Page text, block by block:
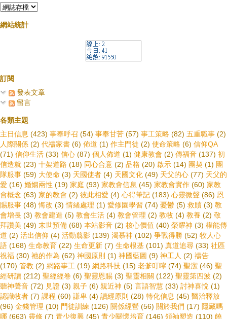
網站統計
訂閱
發表文章
留言
各類主題
主日信息 (423) 事奉呼召 (54) 事奉甘苦 (57) 事工策略 (82) 五重職事 (2)
人際關係 (2) 代禱家書 (6) 佈道 (1) 作主門徒 (2) 使命策略 (6) 信仰QA
(71) 信仰生活 (33) 信心 (87) 個人佈道 (1) 健康教會 (2) 傳福音 (137) 初
信造就 (23) 十架道路 (18) 同心合意 (2) 品格 (20) 啟示 (14) 團契 (1) 團
隊服事 (59) 大使命 (3) 天國使者 (4) 天國文化 (49) 天父的心 (77) 天父的
愛 (16) 婚姻兩性 (19) 家庭 (93) 家教會信息 (45) 家教會實作 (60) 家教
會概念 (63) 家的教會 (2) 彼此相愛 (4) 心得筆記 (183) 心靈微聲 (86) 恩
賜服事 (48) 悔改 (3) 情緒處理 (1) 愛修園學習 (74) 憂鬱 (5) 救贖 (3) 教
會增長 (3) 教會建造 (5) 教會生活 (4) 教會管理 (2) 教牧 (4) 教養 (2) 敬
拜讚美 (49) 末世預備 (68) 本站影音 (2) 核心價值 (40) 榮耀神 (3) 權能傳
道 (2) 活出信仰 (4) 活動翦影 (139) 渴慕神 (102) 爭戰得勝 (52) 牧人心
語 (168) 生命教育 (22) 生命更新 (7) 生命根基 (101) 真道追尋 (33) 社區
祝福 (30) 祂的作為 (62) 神國原則 (1) 神國藍圖 (9) 神工人 (2) 禱告
(170) 管教 (2) 網路事工 (19) 網路科技 (15) 老爹叮嚀 (74) 聖潔 (46) 聖
經研讀 (212) 聖經經卷 (6) 聖靈恩賜 (3) 聖靈相關 (122) 聖靈第四波 (2)
聽神聲音 (72) 見證 (3) 親子 (6) 親近神 (5) 言語智慧 (33) 討神喜悅 (1)
認識牧者 (7) 課程 (60) 謙卑 (4) 讀經原則 (28) 轉化信息 (45) 醫治釋放
(96) 金錢管理 (10) 門徒訓練 (126) 關係經營 (56) 關於我們 (17) 隱藏嗎
哪 (663) 靈修 (7) 青少復興 (45) 青少關懷培育 (146) 領袖塑造 (110) 饒